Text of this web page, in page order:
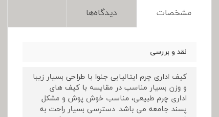
مشخصات دیدگاه‌ها
نقد و بررسی
کیف اداری چرم ایتالیایی جنوا با طراحی بسیار زیبا
و وزن بسیار مناسب در مقایسه با کیف های
اداری چرم طبیعی، مناسب خوش پوش و مشکل
پسند جامعه می باشد. دسترسی بسیار راحت به